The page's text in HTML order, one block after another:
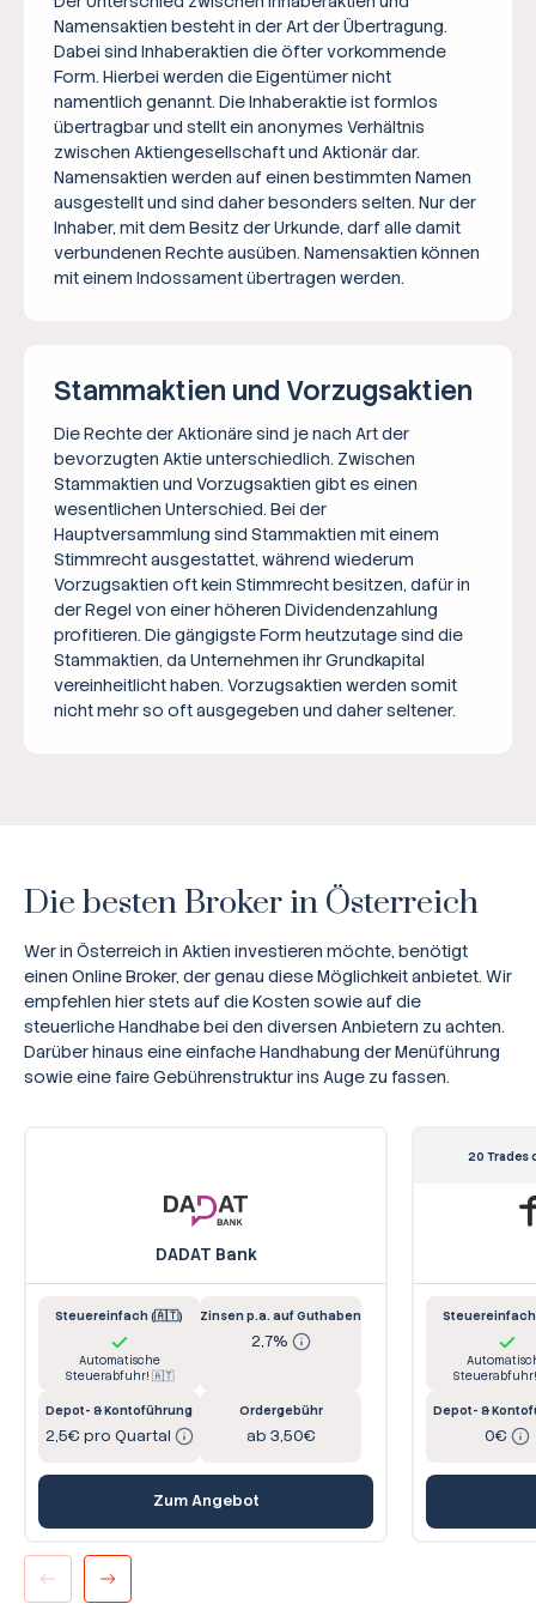
Namensaktien besteht in der Art der Übertragung.
Dabei sind Inhaberaktien die öfter vorkommende
Form. Hierbei werden die Eigentümer nicht
namentlich genannt. Die Inhaberaktie ist formlos
übertragbar und stellt ein anonymes Verhältnis
zwischen Aktiengesellschaft und Aktionär dar.
Namensaktien werden auf einen bestimmten Namen
ausgestellt und sind daher besonders selten. Nur der
Inhaber, mit dem Besitz der Urkunde, darf alle damit
verbundenen Rechte ausüben. Namensaktien können
mit einem Indossament übertragen werden.
Stammaktien und Vorzugsaktien
Die Rechte der Aktionäre sind je nach Art der
bevorzugten Aktie unterschiedlich. Zwischen
Stammaktien und Vorzugsaktien gibt es einen
wesentlichen Unterschied. Bei der
Hauptversammlung sind Stammaktien mit einem
Stimmrecht ausgestattet, während wiederum
Vorzugsaktien oft kein Stimmrecht besitzen, dafür in
der Regel von einer höheren Dividendenzahlung
profitieren. Die gängigste Form heutzutage sind die
Stammaktien, da Unternehmen ihr Grundkapital
vereinheitlicht haben. Vorzugsaktien werden somit
nicht mehr so oft ausgegeben und daher seltener.
Die besten Broker in Österreich
Wer in Österreich in Aktien investieren möchte, benötigt
einen Online Broker, der genau diese Möglichkeit anbietet. Wir
empfehlen hier stets auf die Kosten sowie auf die
steuerliche Handhabe bei den diversen Anbietern zu achten.
Darüber hinaus eine einfache Handhabung der Menüführung
sowie eine faire Gebührenstruktur ins Auge zu fassen.
DADAT Bank
Steuereinfach (🇦🇹)
Automatische
Steuerabfuhr! 🇦🇹
Zinsen p.a. auf Guthaben
2,7%
Depot- & Kontoführung
2,5€ pro Quartal
Ordergebühr
ab 3,50€
Zum Angebot
20 Trades
Depot- &
0€